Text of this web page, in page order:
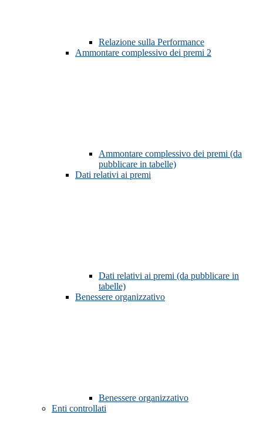
Relazione sulla Performance
Ammontare complessivo dei premi 2
Ammontare complessivo dei premi (da
pubblicare in tabelle)
Dati relativi ai premi
Dati relativi ai premi (da pubblicare in
tabelle)
Benessere organizzativo
Benessere organizzativo
Enti controllati